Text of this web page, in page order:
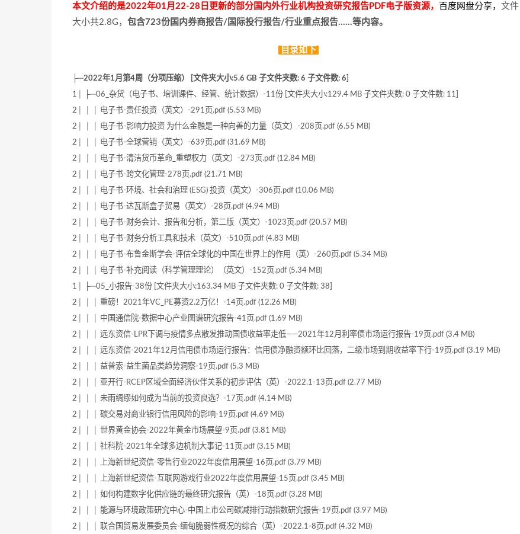
本文介绍的是2022年01月22-28日更新的部分国内外行业机构投资研究报告PDF电子版资源， 百度网盘分享， 文件
大小共2.8G， 包含723份国内券商报告/国际投行报告/行业重点报告……等内容。
目录如下
├─2022年1月第4周（分项压缩） [文件夹大小:5.6 GB 子文件夹数: 6 子文件数: 6]
1│ ├─06_杂货（电子书、培训课件、经管、统计数据）-11份 [文件夹大小:129.4 MB 子文件夹数: 0 子文件数: 11]
2│ │ │ 电子书-责任投资（英文）-291页.pdf (5.53 MB)
2│ │ │ 电子书-影响力投资 为什么金融是一种向善的力量（英文）-208页.pdf (6.55 MB)
2│ │ │ 电子书-全球营销（英文）-639页.pdf (31.69 MB)
2│ │ │ 电子书-清洁货币革命_重塑权力（英文）-273页.pdf (12.84 MB)
2│ │ │ 电子书-跨文化管理-278页.pdf (21.71 MB)
2│ │ │ 电子书-环境、社会和治理 (ESG) 投资（英文）-306页.pdf (10.06 MB)
2│ │ │ 电子书-达瓦斯盒子贸易（英文）-28页.pdf (4.94 MB)
2│ │ │ 电子书-财务会计、报告和分析，第二版（英文）-1023页.pdf (20.57 MB)
2│ │ │ 电子书-财务分析工具和技术（英文）-510页.pdf (4.83 MB)
2│ │ │ 电子书-布鲁金斯学会-评估全球化的中国在世界上的作用（英）-260页.pdf (5.34 MB)
2│ │ │ 电子书-补充阅读（科学管理理论）（英文）-152页.pdf (5.34 MB)
1│ ├─05_小报告-38份 [文件夹大小:163.34 MB 子文件夹数: 0 子文件数: 38]
2│ │ │ 重磅！2021年VC_PE募资2.2万亿！-14页.pdf (12.26 MB)
2│ │ │ 中国通信院-数据中心产业图谱研究报告-41页.pdf (1.69 MB)
2│ │ │ 远东资信-LPR下调与疫情多点散发推动国债收益率走低——2021年12月利率债市场运行报告-19页.pdf (3.4 MB)
2│ │ │ 远东资信-2021年12月信用债市场运行报告：信用债净融资额环比回落，二级市场到期收益率下行-19页.pdf (3.19 MB)
2│ │ │ 益普索-益生菌品类趋势洞察-19页.pdf (5.3 MB)
2│ │ │ 亚开行-RCEP区域全面经济伙伴关系的初步评估（英）-2022.1-13页.pdf (2.77 MB)
2│ │ │ 未雨绸缪如何成为当前的投资良选？-17页.pdf (4.14 MB)
2│ │ │ 碳交易对商业银行信用风险的影响-19页.pdf (4.69 MB)
2│ │ │ 世界黄金协会-2022年黄金市场展望-9页.pdf (3.81 MB)
2│ │ │ 社科院-2021年全球多边机制大事记-11页.pdf (3.15 MB)
2│ │ │ 上海新世纪资信-零售行业2022年度信用展望-16页.pdf (3.79 MB)
2│ │ │ 上海新世纪资信-互联网游戏行业2022年度信用展望-15页.pdf (3.45 MB)
2│ │ │ 如何构建数字化供应链的最终研究报告（英）-18页.pdf (3.28 MB)
2│ │ │ 能源与环境政策研究中心-中国上市公司碳减排行动指数研究报告-19页.pdf (3.97 MB)
2│ │ │ 联合国贸易发展委员会-缅甸脆弱性概况的综合（英）-2022.1-8页.pdf (4.32 MB)